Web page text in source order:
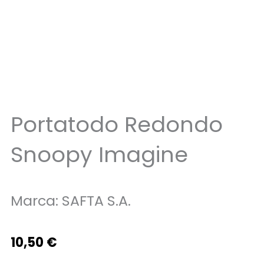
Portatodo Redondo
Snoopy Imagine
Marca: SAFTA S.A.
10,50 €